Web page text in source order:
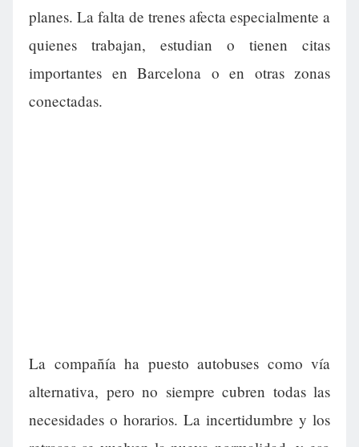
planes. La falta de trenes afecta especialmente a
quienes trabajan, estudian o tienen citas
importantes en Barcelona o en otras zonas
conectadas.
La compañía ha puesto autobuses como vía
alternativa, pero no siempre cubren todas las
necesidades o horarios. La incertidumbre y los